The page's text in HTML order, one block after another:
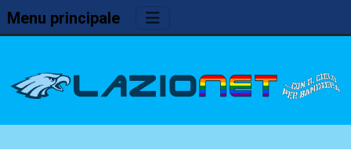
Menu principale